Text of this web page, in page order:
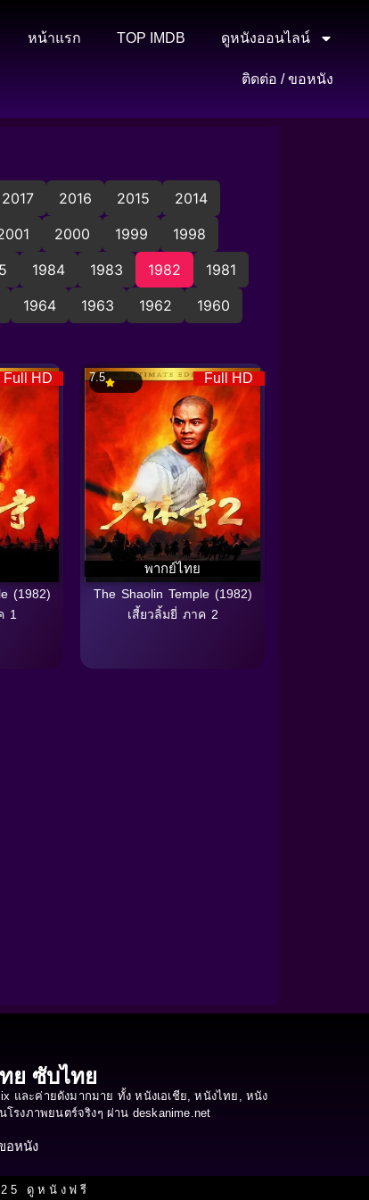
หน้าแรก TOP IMDB ดูหนังออนไลน์
ติดต่อ / ขอหนัง
2017 2016 2015
2014
2000 1999
1998
1984 1983 1982
1981
1964 1963 1962
1960
Full HD
(1982)
1
Full HD
พากย์ไทย
7.5
The Shaolin Temple (1982)
เสี้ยวลิ้มยี่ ภาค 2
ย ซับไทย
และค่ายดังมากมาย ทั้ง หนังเอเชีย, หนังไทย, หนัง
งภาพยนตร์จริงๆ ผ่าน deskanime.net
อหนัง
ดูหนังฟรี